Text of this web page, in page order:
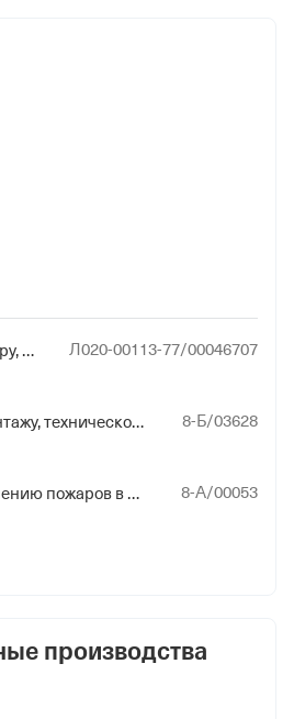
Деятельность по сбору, транспортированию, обработке, утилизации, обезвреживанию, размещению отходов I - IV классов опасности
Л020-00113-77/00046707
Деятельность по монтажу, техническому обслуживанию и ремонту средств обеспечения пожарной безопасности зданий и сооружений
8-Б/03628
Деятельность по тушению пожаров в населенных пунктах, на производственных объектах и объектах инфраструктуры
8-А/00053
производства